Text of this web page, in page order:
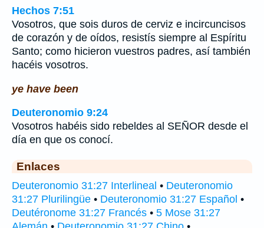
Hechos 7:51
Vosotros, que sois duros de cerviz e incircuncisos
de corazón y de oídos, resistís siempre al Espíritu
Santo; como hicieron vuestros padres, así también
hacéis vosotros.
ye have been
Deuteronomio 9:24
Vosotros habéis sido rebeldes al SEÑOR desde el
día en que os conocí.
Enlaces
Deuteronomio 31:27 Interlineal • Deuteronomio
31:27 Plurilingüe • Deuteronomio 31:27 Español •
Deutéronome 31:27 Francés • 5 Mose 31:27